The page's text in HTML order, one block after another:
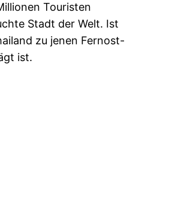
Touristen
Stadt der Welt. Ist
zu jenen Fernost-
ist.